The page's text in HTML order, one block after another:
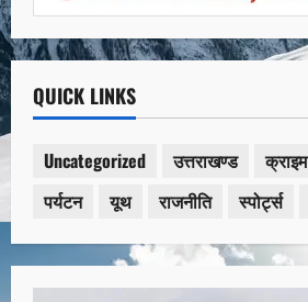
QUICK LINKS
Uncategorized उत्तराखण्ड क्राइम
पर्यटन
यूथ राजनीति स्पोर्ट्स